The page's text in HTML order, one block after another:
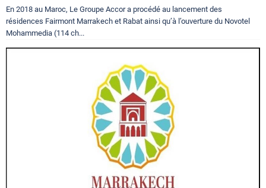
En 2018 au Maroc, Le Groupe Accor a procédé au lancement des
résidences Fairmont Marrakech et Rabat ainsi qu’à l’ouverture du Novotel
Mohammedia (114 ch...